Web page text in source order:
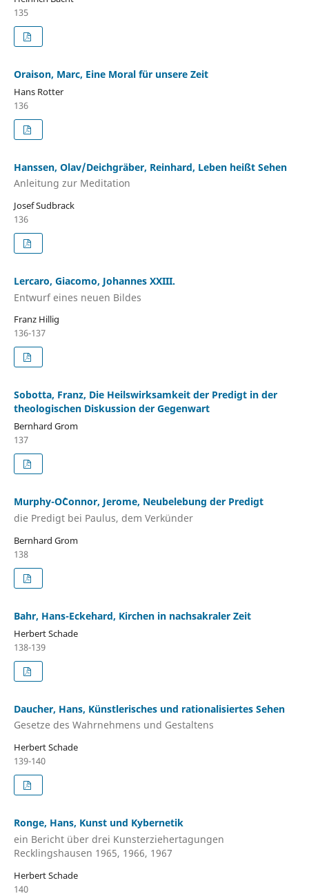
135
Oraison, Marc, Eine Moral für unsere Zeit
Hans Rotter
136
Hanssen, Olav/Deichgräber, Reinhard, Leben heißt Sehen
Anleitung zur Meditation
Josef Sudbrack
136
Lercaro, Giacomo, Johannes XXIII.
Entwurf eines neuen Bildes
Franz Hillig
136-137
Sobotta, Franz, Die Heilswirksamkeit der Predigt in der
theologischen Diskussion der Gegenwart
Bernhard Grom
137
Murphy-O´Connor, Jerome, Neubelebung der Predigt
die Predigt bei Paulus, dem Verkünder
Bernhard Grom
138
Bahr, Hans-Eckehard, Kirchen in nachsakraler Zeit
Herbert Schade
138-139
Daucher, Hans, Künstlerisches und rationalisiertes Sehen
Gesetze des Wahrnehmens und Gestaltens
Herbert Schade
139-140
Ronge, Hans, Kunst und Kybernetik
ein Bericht über drei Kunsterziehertagungen
Recklingshausen 1965, 1966, 1967
Herbert Schade
140